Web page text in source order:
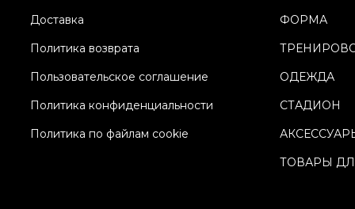
Доставка
Политика возврата
Пользовательское соглашение
Политика конфиденциальности
Политика по файлам cookie
ФОРМА
ОДЕЖДА
СТАДИОН
ТОВАРЫ